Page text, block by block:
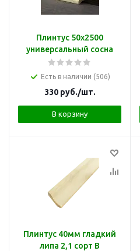
Плинтус 50х2500
универсальный сосна
Есть в наличии (506)
330руб./шт.
В корзину
Плинтус 40мм гладкий
липа 2,1 сорт В